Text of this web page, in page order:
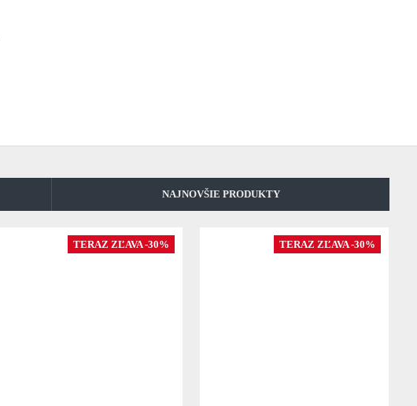
NAJNOVŠIE PRODUKTY
TERAZ ZĽAVA -30% TERAZ ZĽAVA -30%